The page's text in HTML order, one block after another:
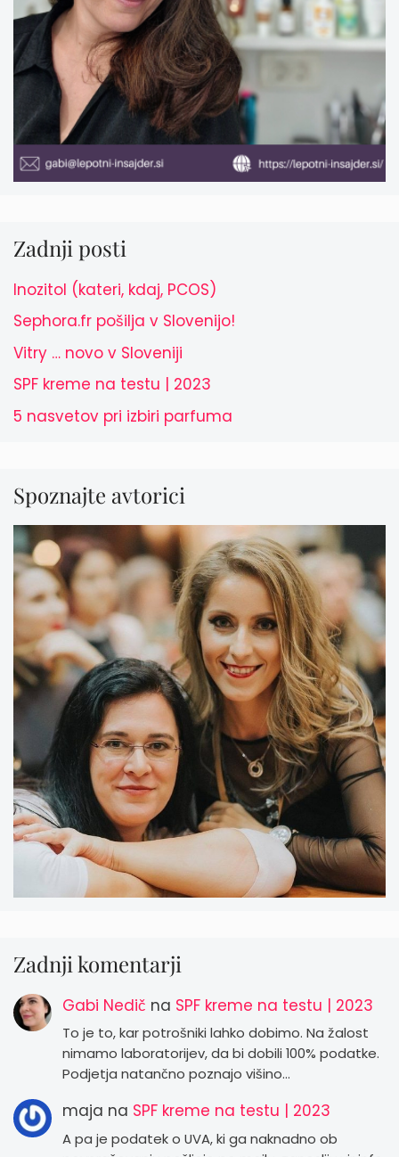
Zadnji posti
Inozitol (kateri, kdaj, PCOS)
Sephora.fr pošilja v Slovenijo!
Vitry … novo v Sloveniji
SPF kreme na testu | 2023
5 nasvetov pri izbiri parfuma
Spoznajte avtorici
Zadnji komentarji
Gabi Nedič na SPF kreme na testu | 2023
To je to, kar potrošniki lahko dobimo. Na žalost
nimamo laboratorijev, da bi dobili 100% podatke.
Podjetja natančno poznajo višino…
maja na SPF kreme na testu | 2023
A pa je podatek o UVA, ki ga naknadno ob